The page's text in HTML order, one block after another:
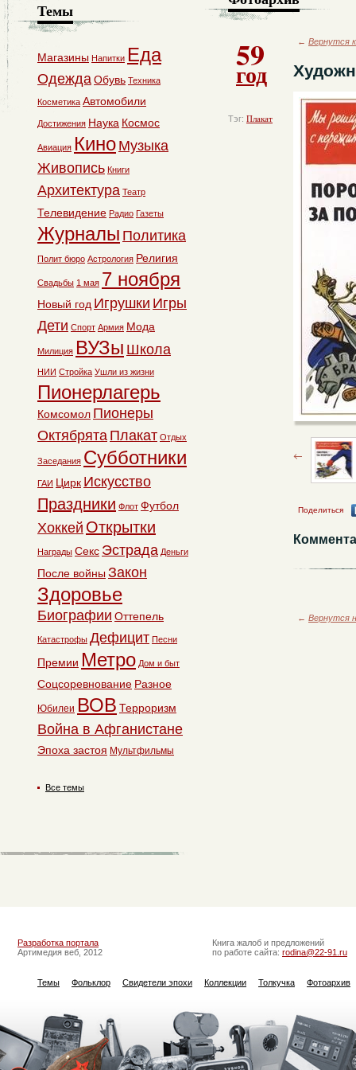
59
год
Тэг: Плакат
← Вернутся
Поделиться
← Вернутся
Темы
Магазины Напитки Еда
ОдеждаОбувь Техника
Косметика Автомобили
Достижения Наука Космос
Авиация Кино Музыка
Живопись Книги
Архитектура Театр
Телевидение Радио Газеты
Журналы Политика
Полит бюро Астрология Религия
Свадьбы 1 мая 7 ноября
Новый год Игрушки Игры
Дети Спорт Армия Мода
Милиция ВУЗы Школа
НИИ Стройка Ушли из жизни
Пионерлагерь
Комсомол Пионеры
Октябрята Плакат Отдых
Заседания Субботники
ГАИ Цирк Искусство
Праздники Флот Футбол
Хоккей Открытки
Награды Секс Эстрада Деньги
После войны Закон
Здоровье
Биографии Оттепель
Катастрофы Дефицит Песни
Премии Метро Дом и быт
Соцсоревнование Разное
Юбилеи ВОВ Терроризм
Война в Афганистане
Эпоха застоя Мультфильмы
Все темы
Разработка портала
Артимедия веб, 2012
Книга жалоб и предложений
по работе сайта: rodina@22-91.ru
Темы Фольклор Свидетели эпохи Коллекции Толкучка Фотоархив